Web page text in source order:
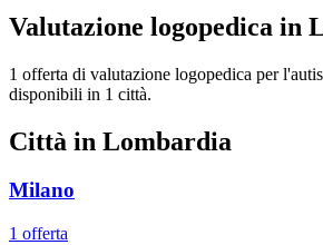
Valutazione logopedica in
1 offerta di valutazione logopedica per
disponibili in 1 città.
Città in Lombardia
Milano
1 offerta